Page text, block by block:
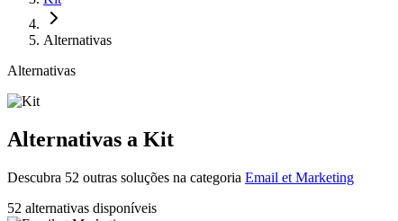
Alternativas
Alternativas
Alternativas a Kit
Descubra 52 outras soluções na categoria Email et Marketing
52 alternativas disponíveis